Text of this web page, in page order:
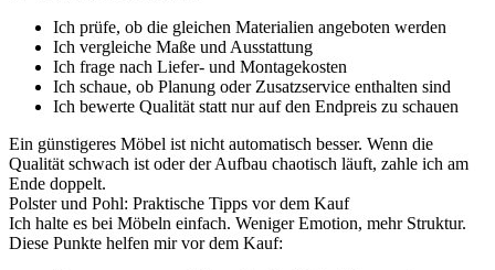
Ich prüfe, ob die gleichen Materialien angeboten werden
Ich vergleiche Maße und Ausstattung
Ich frage nach Liefer- und Montagekosten
Ich schaue, ob Planung oder Zusatzservice enthalten sind
Ich bewerte Qualität statt nur auf den Endpreis zu schauen
Ein günstigeres Möbel ist nicht automatisch besser. Wenn die
Qualität schwach ist oder der Aufbau chaotisch läuft, zahle ich am
Ende doppelt.
Polster und Pohl: Praktische Tipps vor dem Kauf
Ich halte es bei Möbeln einfach. Weniger Emotion, mehr Struktur.
Diese Punkte helfen mir vor dem Kauf: